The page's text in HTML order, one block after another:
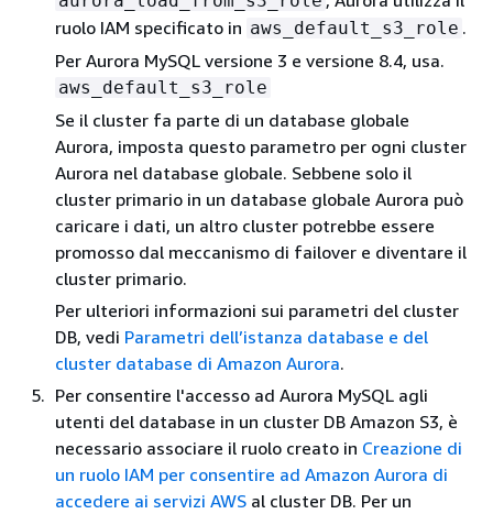
ruolo IAM specificato in aws_default_s3_role .
Per Aurora MySQL versione 3 e versione 8.4, usa.
aws_default_s3_role
Se il cluster fa parte di un database globale
Aurora, imposta questo parametro per ogni cluster
Aurora nel database globale. Sebbene solo il
cluster primario in un database globale Aurora può
caricare i dati, un altro cluster potrebbe essere
promosso dal meccanismo di failover e diventare il
cluster primario.
Per ulteriori informazioni sui parametri del cluster
DB, vedi Parametri dell’istanza database e del
cluster database di Amazon Aurora.
Per consentire l'accesso ad Aurora MySQL agli
utenti del database in un cluster DB Amazon S3, è
necessario associare il ruolo creato in Creazione di
un ruolo IAM per consentire ad Amazon Aurora di
accedere ai servizi AWS al cluster DB. Per un